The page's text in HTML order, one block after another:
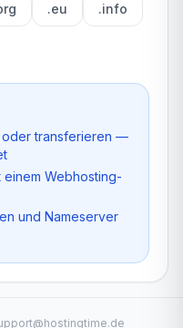
.eu .info
oder transferieren —
einem Webhosting-
und Nameserver